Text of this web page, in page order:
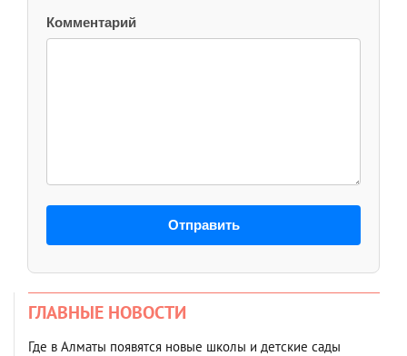
Комментарий
Отправить
ГЛАВНЫЕ НОВОСТИ
Где в Алматы появятся новые школы и детские сады